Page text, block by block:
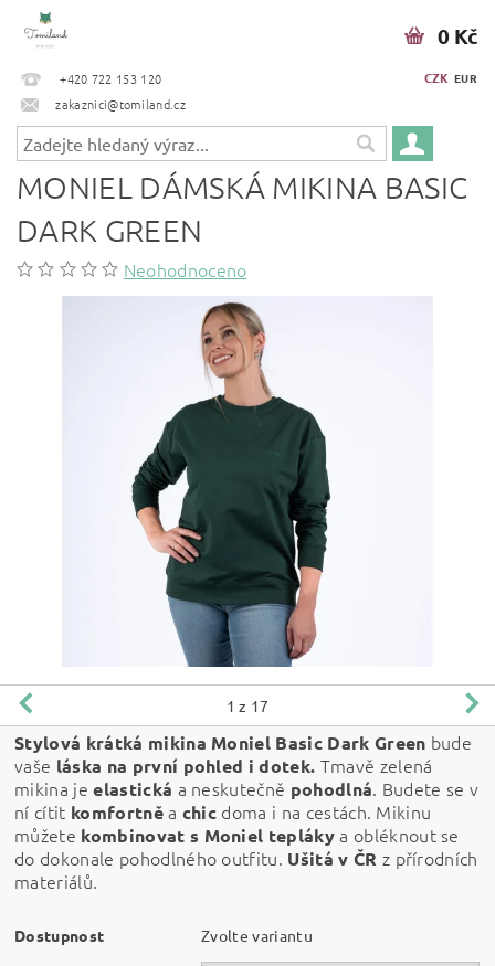
+420 722 153 120
zakaznici@tomiland.cz
CZK EUR
0 Kč
MONIEL DÁMSKÁ MIKINA BASIC
DARK GREEN
Neohodnoceno
1 z 17
Stylová krátká mikina Moniel Basic Dark Green bude
vaše láska na první pohled i dotek. Tmavě zelená
mikina jeelastická a neskutečně pohodlná. Budete se v
ní cítit komfortněa chic doma i na cestách. Mikinu
můžete kombinovat s Moniel teplákya obléknout se
do dokonale pohodlného outfitu. Ušitá v ČR z přírodních
materiálů.
Dostupnost Zvolte variantu